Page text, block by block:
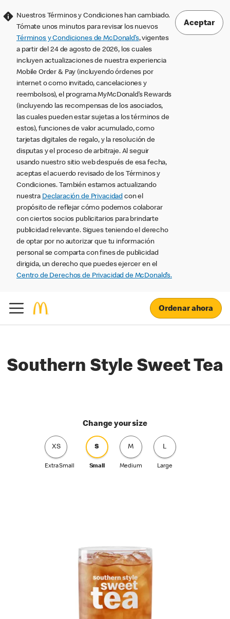
Nuestros Términos y Condiciones han cambiado.
Tómate unos minutos para revisar los nuevos
Términos y Condiciones de McDonald’s, vigentes
a partir del 24 de agosto de 2026, los cuales
incluyen actualizaciones de nuestra experiencia
Mobile Order & Pay (incluyendo órdenes por
internet o como invitado, cancelaciones y
reembolsos), el programa MyMcDonald’s Rewards
(incluyendo las recompensas de los asociados,
las cuales pueden estar sujetas a los términos de
estos), funciones de valor acumulado, como
tarjetas digitales de regalo, y la resolución de
disputas y el proceso de arbitraje. Al seguir
usando nuestro sitio web después de esa fecha,
aceptas el acuerdo revisado de los Términos y
Condiciones. También estamos actualizando
nuestra Declaración de Privacidad con el
propósito de reflejar cómo podemos colaborar
con ciertos socios publicitarios para brindarte
publicidad relevante. Sigues teniendo el derecho
de optar por no autorizar que tu información
personal se comparta con fines de publicidad
dirigida, un derecho que puedes ejercer en el
Centro de Derechos de Privacidad de McDonald’s.
Aceptar
Ordenar ahora
Southern Style Sweet Tea
Change your size
XS
Extra Small
S
Small
M
Medium
L
Large